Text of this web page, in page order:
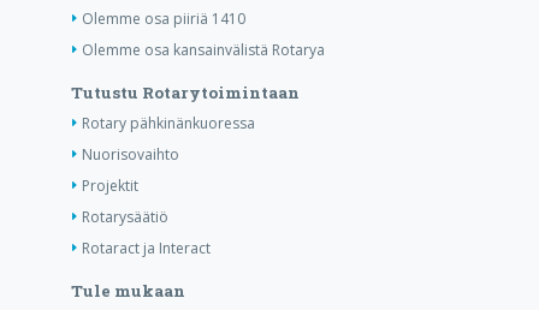
Olemme osa piiriä 1410
Olemme osa kansainvälistä Rotarya
Tutustu Rotarytoimintaan
Rotary pähkinänkuoressa
Nuorisovaihto
Projektit
Rotarysäätiö
Rotaract ja Interact
Tule mukaan